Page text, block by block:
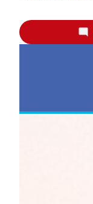
mode_comment